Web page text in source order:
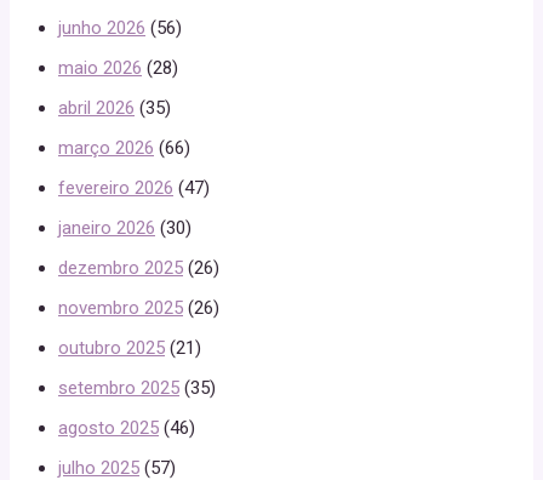
junho 2026 (56)
maio 2026 (28)
abril 2026 (35)
março 2026 (66)
fevereiro 2026 (47)
janeiro 2026 (30)
dezembro 2025 (26)
novembro 2025 (26)
outubro 2025 (21)
setembro 2025 (35)
agosto 2025 (46)
julho 2025 (57)